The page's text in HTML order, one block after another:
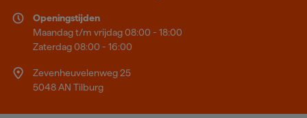
Openingstijden
Maandag t/m vrijdag 08:00 - 18:00
Zaterdag 08:00 - 16:00
Zevenheuvelenweg 25
5048 AN Tilburg